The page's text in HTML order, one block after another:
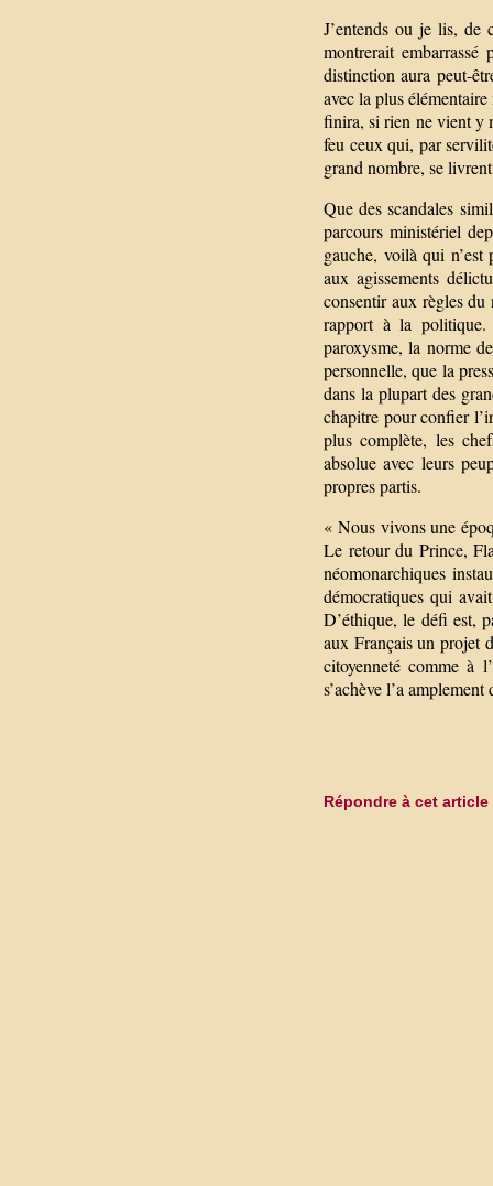
J’entends ou je lis, de
montrerait
distinction aura peut-
avec la plus
finira, si rien ne vient y
feu ceux qui, par
grand nombre, se
Que des scandales
parcours ministériel
gauche, voilà qui n’est
aux agissements
consentir aux règles
rapport à la politique.
paroxysme, la norme
personnelle, que la
dans la plupart des
chapitre pour confier
plus complète, les
absolue avec leurs
propres partis.
« Nous vivons une
Le retour du Prince,
néomonarchiques
démocratiques qui
D’éthique, le défi est,
aux Français un projet
citoyenneté comme à
s’achève l’a amplement
Répondre à cet article